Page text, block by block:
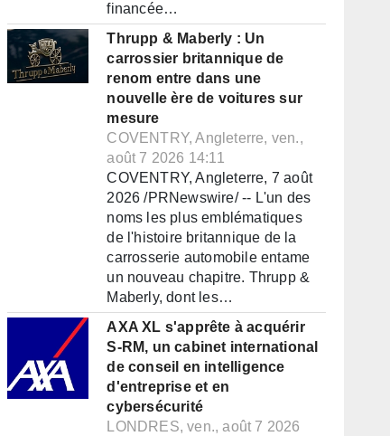
financée…
Thrupp & Maberly : Un
carrossier britannique de
renom entre dans une
nouvelle ère de voitures sur
mesure
COVENTRY, Angleterre, ven.,
août 7 2026 14:11
COVENTRY, Angleterre, 7 août
2026 /PRNewswire/ -- L'un des
noms les plus emblématiques
de l'histoire britannique de la
carrosserie automobile entame
un nouveau chapitre. Thrupp &
Maberly, dont les…
AXA XL s'apprête à acquérir
S-RM, un cabinet international
de conseil en intelligence
d'entreprise et en
cybersécurité
LONDRES, ven., août 7 2026